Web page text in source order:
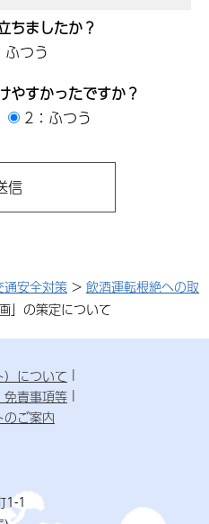
ちましたか？
つう
やすかったですか？
2：ふつう
通安全対策 > 飲酒運転根絶への取
」の策定について
について
免責事項等
ご案内
1-1